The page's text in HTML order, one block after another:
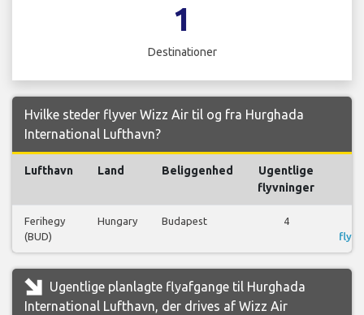
1
Destinationer
Hvilke steder flyver Wizz Air til og fra Hurghada
International Lufthavn?
Lufthavn Land Beliggenhed
Ugentlige
flyvninger
Ferihegy
(BUD)
Hungary Budapest 4
Ugentlige planlagte flyafgange til Hurghada
International Lufthavn, der drives af Wizz Air